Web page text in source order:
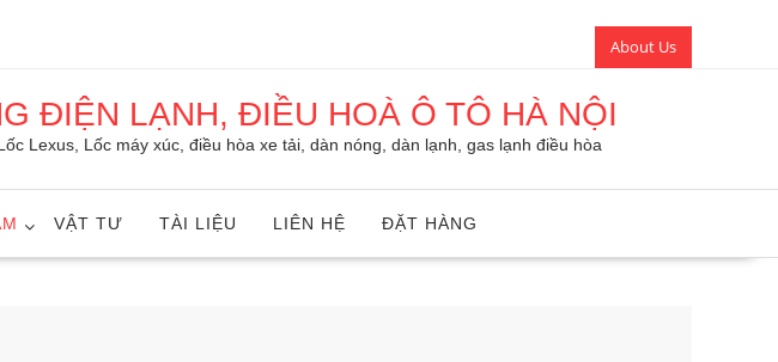
About Us
ĐIỆN LẠNH, ĐIỀU HOÀ Ô TÔ HÀ NỘI
Lexus, Lốc máy xúc, điều hòa xe tải, dàn nóng, dàn lạnh, gas lạnh điều hòa
VẬT TƯ TÀI LIỆU LIÊN HỆ ĐẶT HÀNG